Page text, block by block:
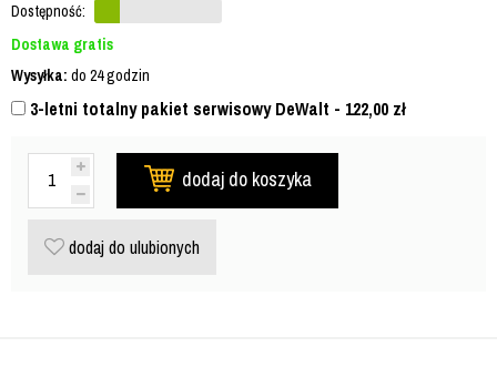
Dostępność:
Dostawa gratis
Wysyłka: do 24 godzin
3-letni totalny pakiet serwisowy DeWalt - 122,00 zł
dodaj do koszyka
dodaj do ulubionych